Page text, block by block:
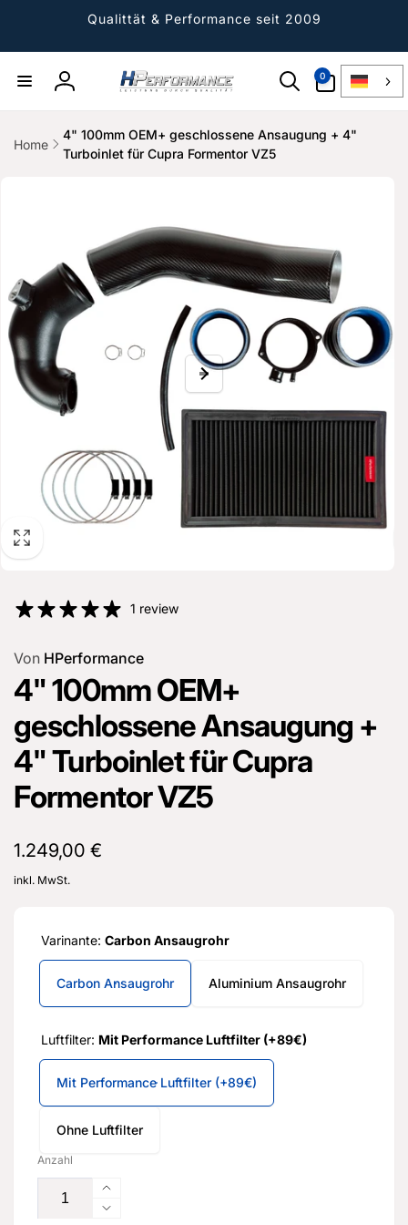
Qualittät & Performance seit 2009
Einloggen
0
Artikel
Home
4" 100mm OEM+ geschlossene Ansaugung + 4"
Turboinlet für Cupra Formentor VZ5
1 review
Von HPerformance
4" 100mm OEM+
geschlossene Ansaugung +
4" Turboinlet für Cupra
Formentor VZ5
Normaler
Preis
1.249,00 €
inkl. MwSt.
Varinante: Carbon Ansaugrohr
Carbon Ansaugrohr Aluminium Ansaugrohr
Luftfilter: Mit Performance Luftfilter (+89€)
Mit Performance Luftfilter (+89€)
Ohne Luftfilter
Anzahl
Erhöhe
die
Verringere